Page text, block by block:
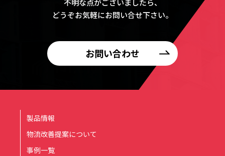
不明な点がございましたら、
どうぞお気軽にお問い合せ下さい。
お問い合わせ
製品情報
物流改善提案について
事例一覧